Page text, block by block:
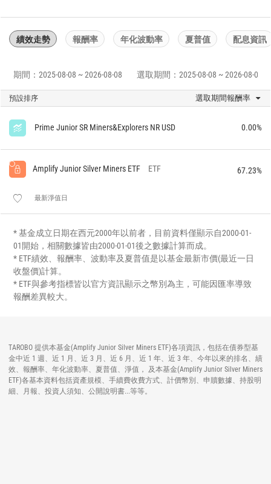
績效走勢 報酬率 年化波動率 夏普值 配息資訊
期間：2025-08-08 ~ 2026-08-08 選取期間：2025-08-08 ~ 2026-08-08
預設排序 選取期間報酬率
Prime Junior SR Miners&Explorers NR USD 0.00%
Amplify Junior Silver Miners ETF ETF 67.23%
最新淨值日
* 基金成立日期在西元2000年以前者，目前資料僅顯示自2000-01-
01開始，相關數據皆由2000-01-01後之數據計算而成。
* ETF績效、報酬率、波動率及夏普值是以基金最新市價(最近一日
收盤價)計算。
* ETF與參考指標皆以官方資訊顯示之幣別為主，可能因匯率導致
報酬差異較大。
TAROBO 提供本基金(Amplify Junior Silver Miners ETF)各項資訊，包括在債券型基
金中近 1 週、近 1 月、近 3 月、近 6 月、近 1 年、近 3 年、今年以來的排名、績
效、報酬率、年化波動率、夏普值、淨值， 及本基金(Amplify Junior Silver Miners
ETF)各基本資料包括資產規模、手續費收費方式、計價幣別、申贖數據、持股明
細、月報、投資人須知、公開說明書...等等。